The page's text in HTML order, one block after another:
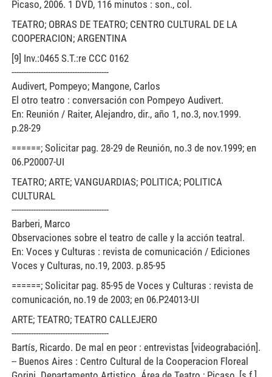
Picaso, 2006. 1 DVD, 116 minutos : son., col.
TEATRO; OBRAS DE TEATRO; CENTRO CULTURAL DE LA
COOPERACION; ARGENTINA
[9] Inv.:0465 S.T.:re CCC 0162
----------------------------------------
Audivert, Pompeyo; Mangone, Carlos
El otro teatro : conversación con Pompeyo Audivert.
En: Reunión / Raiter, Alejandro, dir., año 1, no.3, nov.1999.
p.28-29
======; Solicitar pag. 28-29 de Reunión, no.3 de nov.1999; en
06.P20007-UI
TEATRO; ARTE; VANGUARDIAS; POLITICA; POLITICA
CULTURAL
----------------------------------------
Barberi, Marco
Observaciones sobre el teatro de calle y la acción teatral.
En: Voces y Culturas : revista de comunicación / Ediciones
Voces y Culturas, no.19, 2003. p.85-95
======; Solicitar pag. 85-95 de Voces y Culturas : revista de
comunicación, no.19 de 2003; en 06.P24013-UI
ARTE; TEATRO; TEATRO CALLEJERO
----------------------------------------
Bartís, Ricardo. De mal en peor : entrevistas [videograbación].
-- Buenos Aires : Centro Cultural de la Cooperacion Floreal